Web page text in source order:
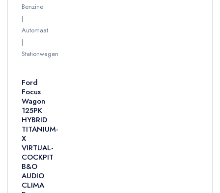
Benzine
Automaat
Stationwagen
Ford
Focus
Wagon
125PK
HYBRID
TITANIUM-
X
VIRTUAL-
COCKPIT
B&O
AUDIO
CLIMA